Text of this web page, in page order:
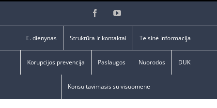
FacebookYouTube
E. dienynas Struktūra ir kontaktai Teisinė informacija
Korupcijos prevencija Paslaugos Nuorodos DUK
Konsultavimasis su visuomene